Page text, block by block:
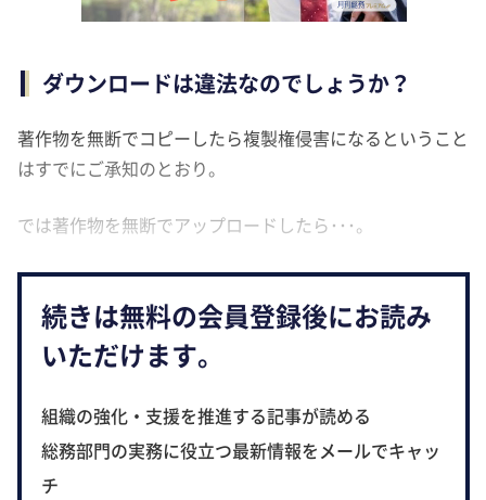
ダウンロードは違法なのでしょうか？
著作物を無断でコピーしたら複製権侵害になるということ
はすでにご承知のとおり。
では著作物を無断でアップロードしたら･･･。
続きは無料の会員登録後にお読み
いただけます。
組織の強化・支援を推進する記事が読める
総務部門の実務に役立つ最新情報をメールでキャッ
チ